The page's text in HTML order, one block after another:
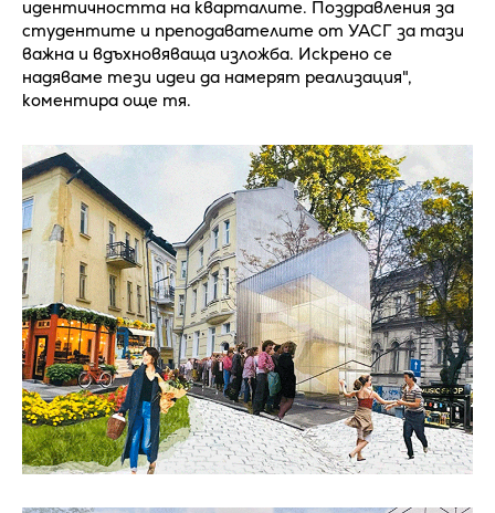
идентичността на кварталите. Поздравления за
студентите и преподавателите от УАСГ за тази
важна и вдъхновяваща изложба. Искрено се
надяваме тези идеи да намерят реализация",
коментира още тя.